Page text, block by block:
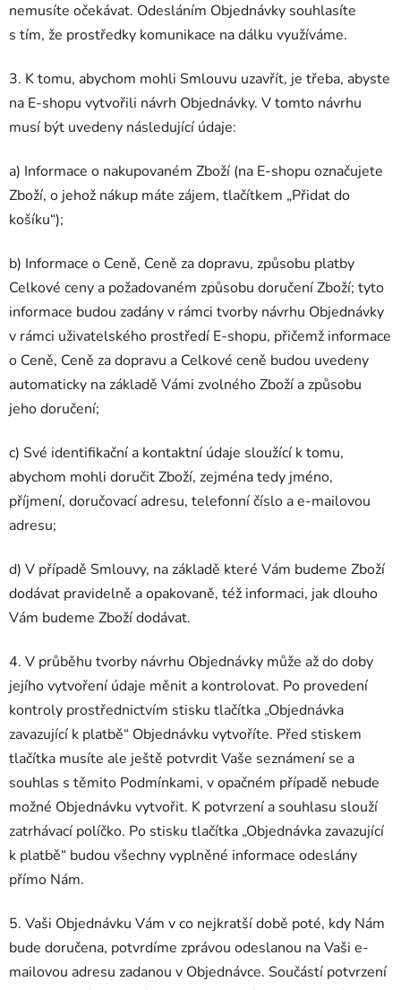
nemusíte očekávat. Odesláním Objednávky souhlasíte
s tím, že prostředky komunikace na dálku využíváme.
3. K tomu, abychom mohli Smlouvu uzavřít, je třeba, abyste
na E-shopu vytvořili návrh Objednávky. V tomto návrhu
musí být uvedeny následující údaje:
a) Informace o nakupovaném Zboží (na E-shopu označujete
Zboží, o jehož nákup máte zájem, tlačítkem „Přidat do
košíku“);
b) Informace o Ceně, Ceně za dopravu, způsobu platby
Celkové ceny a požadovaném způsobu doručení Zboží; tyto
informace budou zadány v rámci tvorby návrhu Objednávky
v rámci uživatelského prostředí E-shopu, přičemž informace
o Ceně, Ceně za dopravu a Celkové ceně budou uvedeny
automaticky na základě Vámi zvolného Zboží a způsobu
jeho doručení;
c) Své identifikační a kontaktní údaje sloužící k tomu,
abychom mohli doručit Zboží, zejména tedy jméno,
příjmení, doručovací adresu, telefonní číslo a e-mailovou
adresu;
d) V případě Smlouvy, na základě které Vám budeme Zboží
dodávat pravidelně a opakovaně, též informaci, jak dlouho
Vám budeme Zboží dodávat.
4. V průběhu tvorby návrhu Objednávky může až do doby
jejího vytvoření údaje měnit a kontrolovat. Po provedení
kontroly prostřednictvím stisku tlačítka „Objednávka
zavazující k platbě“ Objednávku vytvoříte. Před stiskem
tlačítka musíte ale ještě potvrdit Vaše seznámení se a
souhlas s těmito Podmínkami, v opačném případě nebude
možné Objednávku vytvořit. K potvrzení a souhlasu slouží
zatrhávací políčko. Po stisku tlačítka „Objednávka zavazující
k platbě“ budou všechny vyplněné informace odeslány
přímo Nám.
5. Vaši Objednávku Vám v co nejkratší době poté, kdy Nám
bude doručena, potvrdíme zprávou odeslanou na Vaši e-
mailovou adresu zadanou v Objednávce. Součástí potvrzení